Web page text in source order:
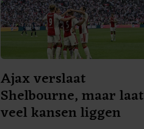
Ajax verslaat
Shelbourne, maar laat
veel kansen liggen